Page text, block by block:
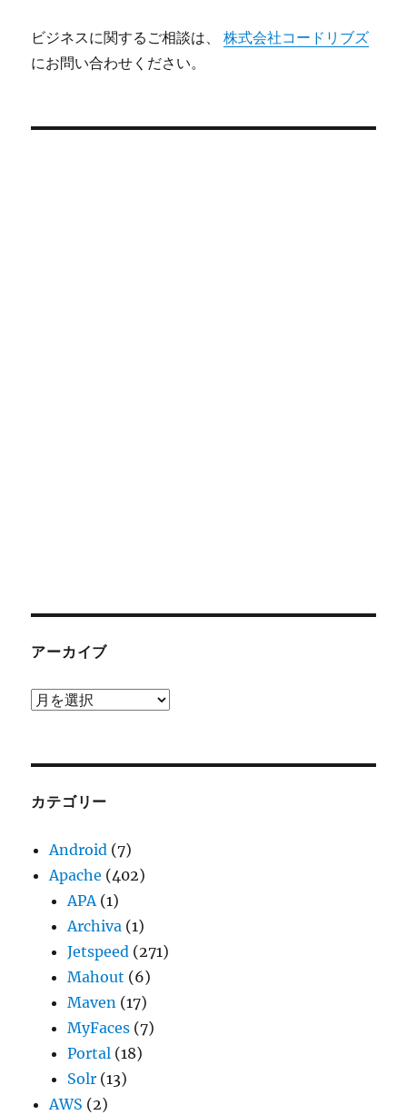
ビジネスに関するご相談は、株式会社コードリブズ
にお問い合わせください。
アーカイブ
ア
ブ
カテゴリー
Android (7)
Apache (402)
APA(1)
Archiva (1)
Jetspeed (271)
Mahout (6)
Maven (17)
MyFaces (7)
Portal (18)
Solr (13)
AWS (2)